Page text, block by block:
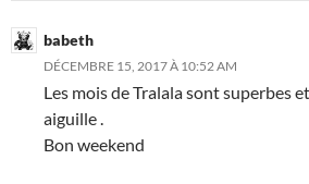
babeth
DÉCEMBRE 15, 2017 À 10:52 AM
Les mois de Tralala sont superbes
aiguille .
Bon weekend